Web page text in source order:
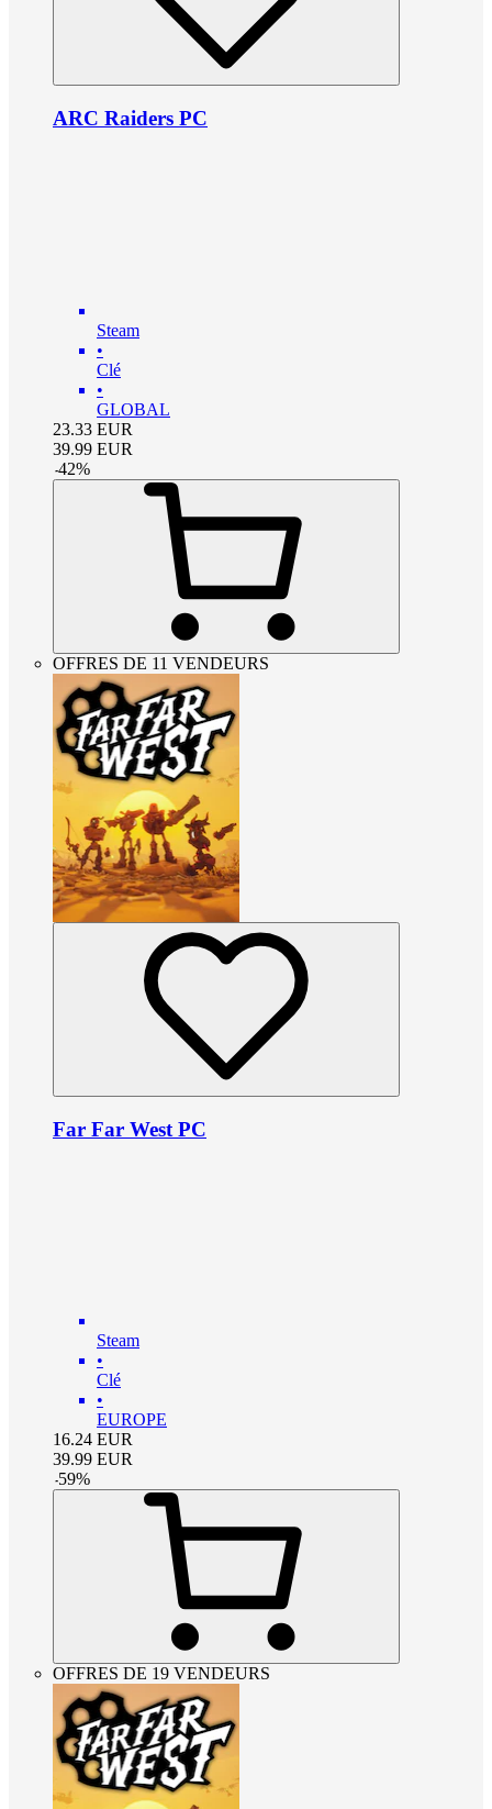
ARC Raiders PC
Steam
•
Clé
•
GLOBAL
23.33 EUR
39.99 EUR
-42%
OFFRES DE 11 VENDEURS
Far Far West PC
Steam
•
Clé
•
EUROPE
16.24 EUR
39.99 EUR
-59%
OFFRES DE 19 VENDEURS